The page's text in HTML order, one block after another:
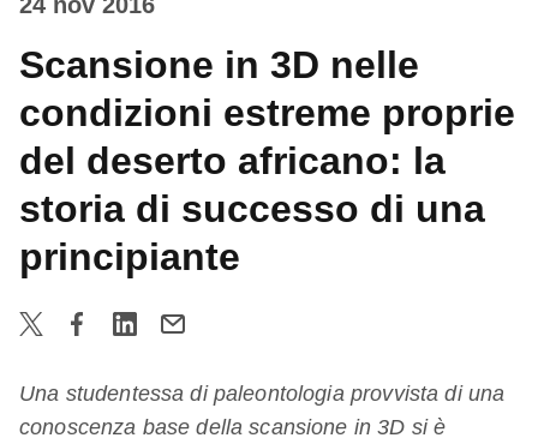
Scansione in 3D nelle
condizioni estreme proprie
del deserto africano: la
storia di successo di una
principiante
Una studentessa di paleontologia provvista di una
conoscenza base della scansione in 3D si è